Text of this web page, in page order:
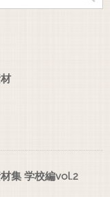
集 学校編vol.2